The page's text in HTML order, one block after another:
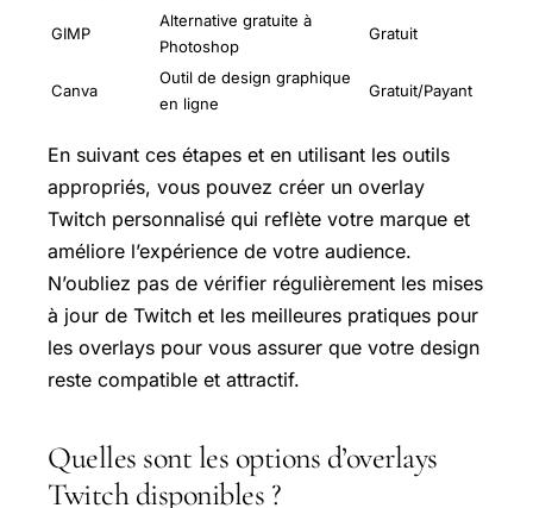
GIMP
Alternative gratuite à
Photoshop
Gratuit
Canva
Outil de design graphique
en ligne
Gratuit/Payant
En suivant ces étapes et en utilisant les outils
appropriés, vous pouvez créer un overlay
Twitch personnalisé qui reflète votre marque et
améliore l’expérience de votre audience.
N’oubliez pas de vérifier régulièrement les mises
à jour de Twitch et les meilleures pratiques pour
les overlays pour vous assurer que votre design
reste compatible et attractif.
Quelles sont les options d’overlays
Twitch disponibles ?